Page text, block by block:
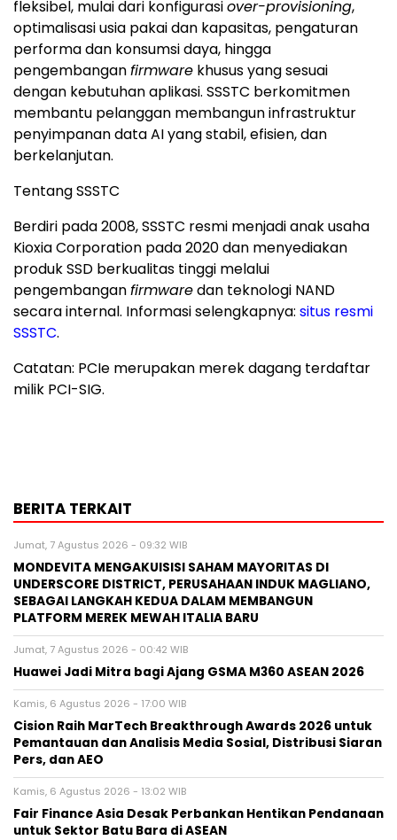
fleksibel, mulai dari konfigurasiover-provisioning,
optimalisasi usia pakai dan kapasitas, pengaturan
performa dan konsumsi daya, hingga
pengembanganfirmware khusus yang sesuai
dengan kebutuhan aplikasi. SSSTC berkomitmen
membantu pelanggan membangun infrastruktur
penyimpanan data AI yang stabil, efisien, dan
berkelanjutan.
Tentang SSSTC
Berdiri pada 2008, SSSTC resmi menjadi anak usaha
Kioxia Corporation pada 2020 dan menyediakan
produk SSD berkualitas tinggi melalui
pengembanganfirmwaredan teknologi NAND
secara internal. Informasi selengkapnya: situs resmi
SSSTC.
Catatan: PCIe merupakan merek dagang terdaftar
milik PCI-SIG.
BERITA TERKAIT
Jumat, 7 Agustus 2026 - 09:32 WIB
MONDEVITA MENGAKUISISI SAHAM MAYORITAS DI
UNDERSCORE DISTRICT, PERUSAHAAN INDUK MAGLIANO,
SEBAGAI LANGKAH KEDUA DALAM MEMBANGUN
PLATFORM MEREK MEWAH ITALIA BARU
Jumat, 7 Agustus 2026 - 00:42 WIB
Huawei Jadi Mitra bagi Ajang GSMA M360 ASEAN 2026
Kamis, 6 Agustus 2026 - 17:00 WIB
Cision Raih MarTech Breakthrough Awards 2026 untuk
Pemantauan dan Analisis Media Sosial, Distribusi Siaran
Pers, dan AEO
Kamis, 6 Agustus 2026 - 13:02 WIB
Fair Finance Asia Desak Perbankan Hentikan Pendanaan
untuk Sektor Batu Bara di ASEAN